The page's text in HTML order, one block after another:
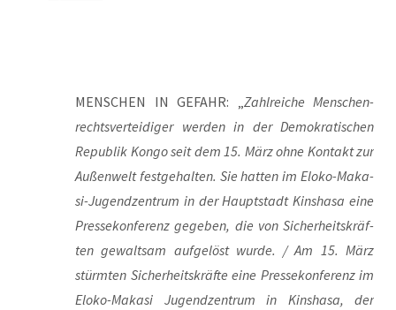
MENSCHEN IN GEFAHR: „Zahl­rei­che Men­schen­
rechts­ver­tei­di­ger wer­den in der Demo­kra­ti­schen
Repu­blik Kon­go seit dem 15. März ohne Kon­takt zur
Außen­welt fest­ge­hal­ten. Sie hat­ten im Elo­ko-Maka­
si-Jugend­zen­trum in der Haupt­stadt Kin­sha­sa eine
Pres­se­kon­fe­renz gege­ben, die von Sicher­heits­kräf­
ten gewalt­sam auf­ge­löst wur­de. / Am 15. März
stürm­ten Sicher­heits­kräf­te eine Pres­se­kon­fe­renz im
Elo­ko-Maka­si Jugend­zen­trum in Kin­sha­sa, der